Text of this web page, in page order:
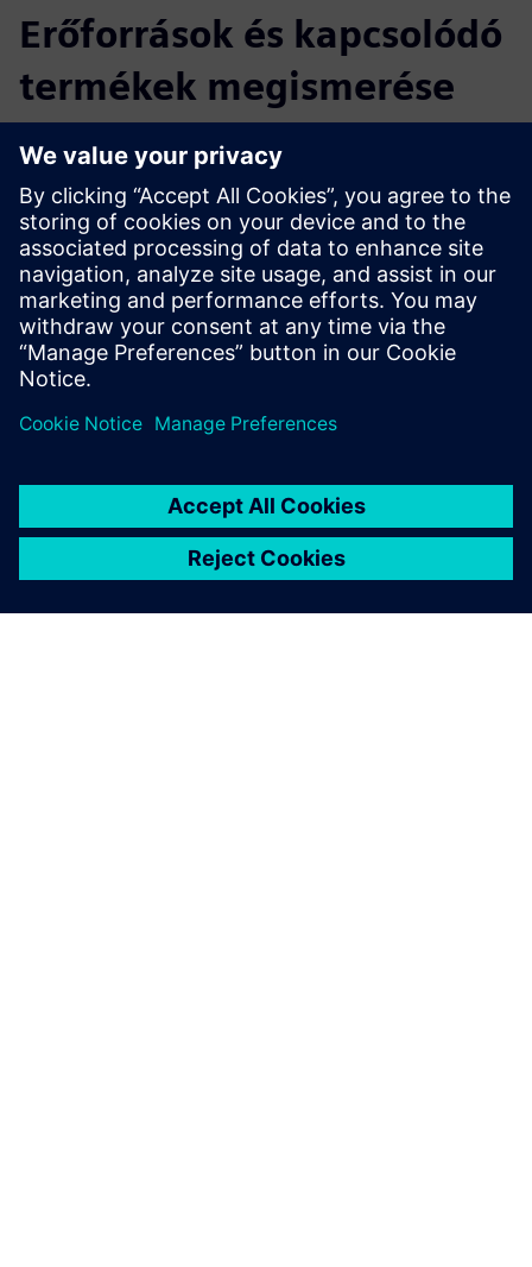
Erőforrások és kapcsolódó
termékek megismerése
További információk és források
CLEVR gyártási műveletek menedzsment
CLEVR Opcenter megvalósítása
Feltételek